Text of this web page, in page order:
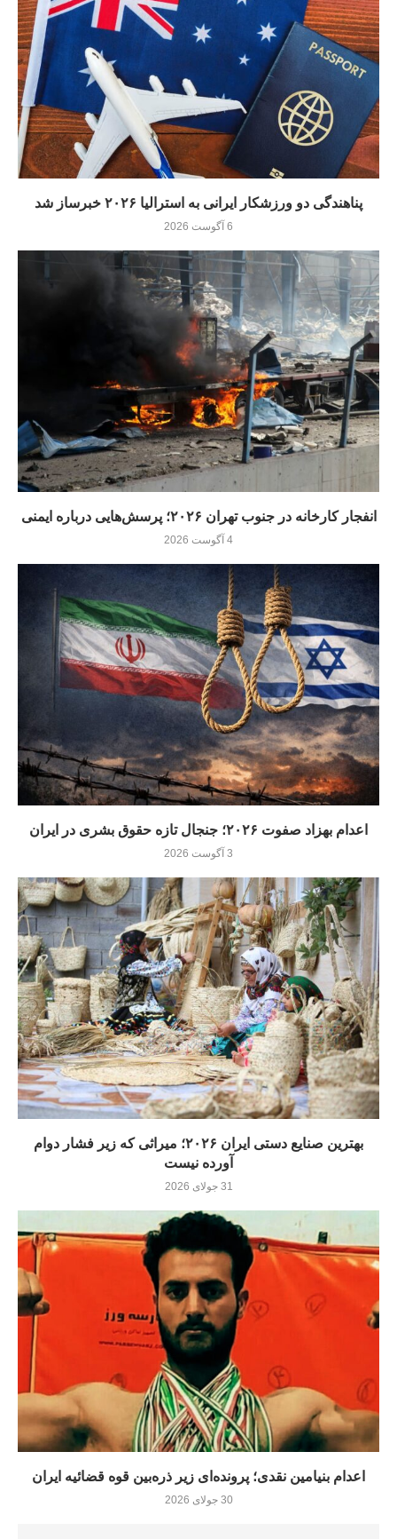
پناهندگی دو ورزشکار ایرانی به استرالیا ۲۰۲۶ خبرساز شد
6 آگوست 2026
انفجار کارخانه در جنوب تهران ۲۰۲۶؛ پرسش‌هایی درباره ایمنی
4 آگوست 2026
اعدام بهزاد صفوت ۲۰۲۶؛ جنجال تازه حقوق بشری در ایران
3 آگوست 2026
بهترین صنایع دستی ایران ۲۰۲۶؛ میراثی که زیر فشار دوام
آورده نيست
31 جولای 2026
اعدام بنیامین نقدی؛ پرونده‌ای زیر ذره‌بین قوه قضائیه ایران
30 جولای 2026